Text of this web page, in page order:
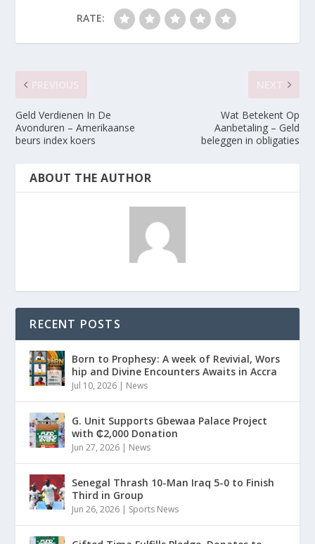
RATE:
Geld Verdienen In De
Avonduren – Amerikaanse
beurs index koers
Wat Betekent Op
Aanbetaling – Geld
beleggen in obligaties
ABOUT THE AUTHOR
RECENT POSTS
Born to Prophesy: A week of Revivial, Wors
hip and Divine Encounters Awaits in Accra
Jul 10, 2026 News
G. Unit Supports Gbewaa Palace Project
with ₵2,000 Donation
Jun 27, 2026 News
Senegal Thrash 10-Man Iraq 5-0 to Finish
Third in Group
Jun 26, 2026 Sports News